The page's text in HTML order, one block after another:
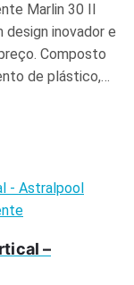
Marlin 30 II
inovador e
Composto
de plástico,…
–